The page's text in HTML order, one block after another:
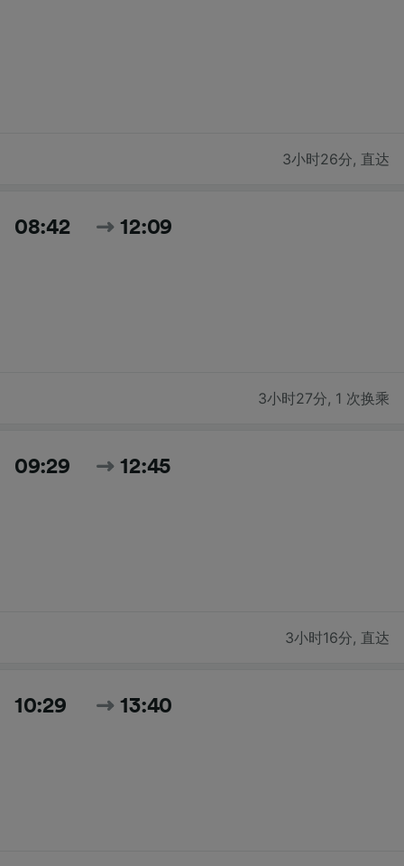
3小时26分, 直达
08:42 12:09
3小时27分, 1 次换乘
09:29 12:45
3小时16分, 直达
10:29 13:40